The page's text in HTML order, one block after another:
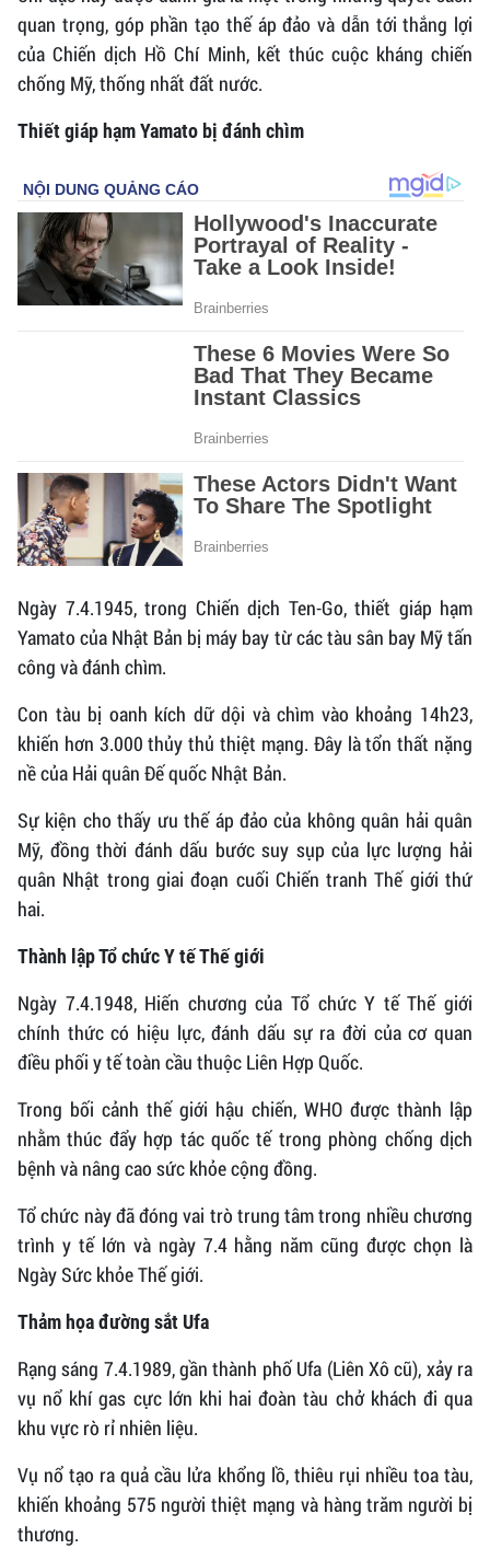
quan trọng, góp phần tạo thế áp đảo và dẫn tới thắng lợi
của Chiến dịch Hồ Chí Minh, kết thúc cuộc kháng chiến
chống Mỹ, thống nhất đất nước.
Thiết giáp hạm Yamato bị đánh chìm
Ngày 7.4.1945, trong Chiến dịch Ten-Go, thiết giáp hạm
Yamato của Nhật Bản bị máy bay từ các tàu sân bay Mỹ tấn
công và đánh chìm.
Con tàu bị oanh kích dữ dội và chìm vào khoảng 14h23,
khiến hơn 3.000 thủy thủ thiệt mạng. Đây là tổn thất nặng
nề của Hải quân Đế quốc Nhật Bản.
Sự kiện cho thấy ưu thế áp đảo của không quân hải quân
Mỹ, đồng thời đánh dấu bước suy sụp của lực lượng hải
quân Nhật trong giai đoạn cuối Chiến tranh Thế giới thứ
hai.
Thành lập Tổ chức Y tế Thế giới
Ngày 7.4.1948, Hiến chương của Tổ chức Y tế Thế giới
chính thức có hiệu lực, đánh dấu sự ra đời của cơ quan
điều phối y tế toàn cầu thuộc Liên Hợp Quốc.
Trong bối cảnh thế giới hậu chiến, WHO được thành lập
nhằm thúc đẩy hợp tác quốc tế trong phòng chống dịch
bệnh và nâng cao sức khỏe cộng đồng.
Tổ chức này đã đóng vai trò trung tâm trong nhiều chương
trình y tế lớn và ngày 7.4 hằng năm cũng được chọn là
Ngày Sức khỏe Thế giới.
Thảm họa đường sắt Ufa
Rạng sáng 7.4.1989, gần thành phố Ufa (Liên Xô cũ), xảy ra
vụ nổ khí gas cực lớn khi hai đoàn tàu chở khách đi qua
khu vực rò rỉ nhiên liệu.
Vụ nổ tạo ra quả cầu lửa khổng lồ, thiêu rụi nhiều toa tàu,
khiến khoảng 575 người thiệt mạng và hàng trăm người bị
thương.